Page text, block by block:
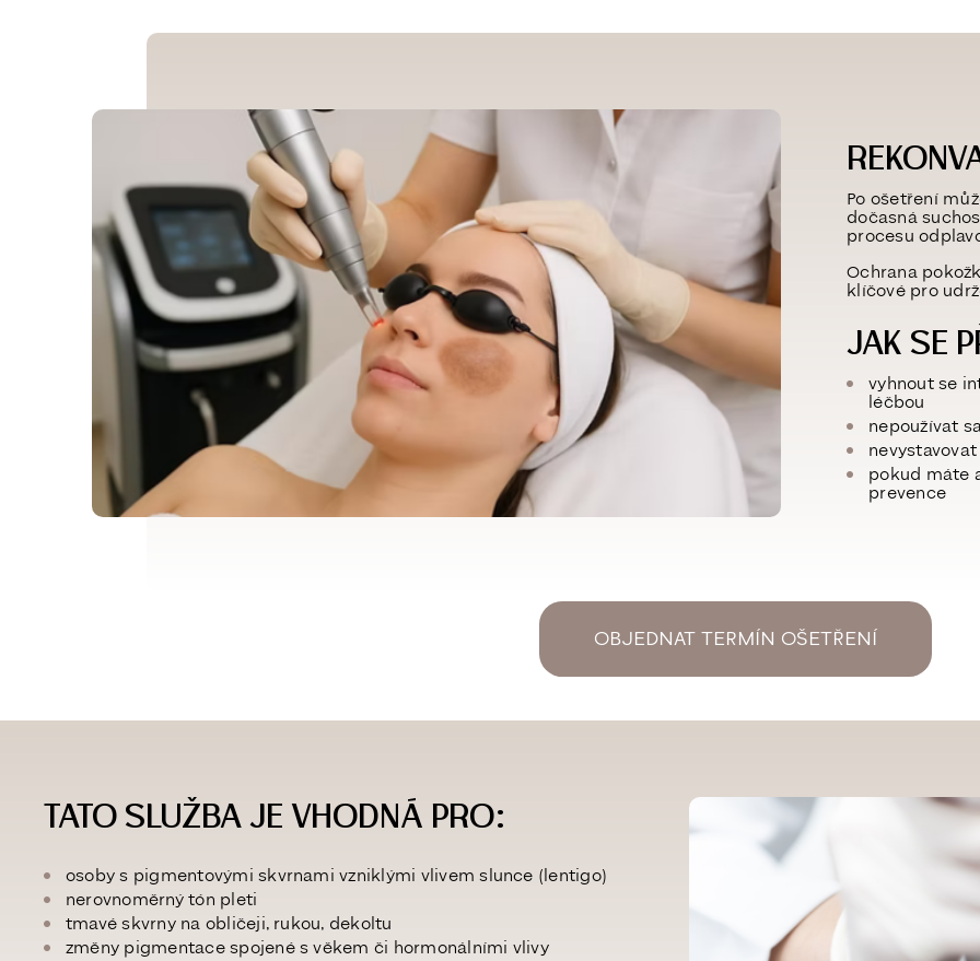
Po ošetření
dočasná
procesu
Ochrana
klíčovépro
JAK SE
vyhnout se
léčbou
nepoužívat
pokud máte
prevence
OBJEDNAT TERMÍN OŠETŘENÍ
TATO SLUŽBA JE VHODNÁ PRO:
osoby s pigmentovými skvrnami vzniklými vlivem slunce (lentigo)
nerovnoměrný tón pleti
tmavé skvrny na obličeji, rukou, dekoltu
změny pigmentace spojené s věkem či hormonálními vlivy